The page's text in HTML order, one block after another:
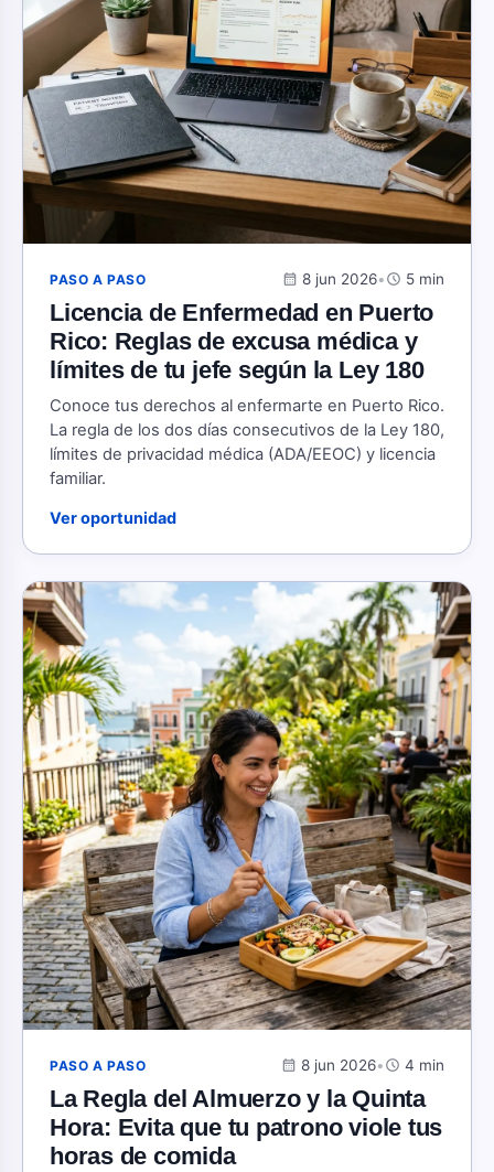
PASO A PASO calendar_month 8 jun 2026•schedule 5 min
Licencia de Enfermedad en Puerto
Rico: Reglas de excusa médica y
límites de tu jefe según la Ley 180
Conoce tus derechos al enfermarte en Puerto Rico.
La regla de los dos días consecutivos de la Ley 180,
límites de privacidad médica (ADA/EEOC) y licencia
familiar.
Ver oportunidad
PASO A PASO calendar_month 8 jun 2026•schedule 4 min
La Regla del Almuerzo y la Quinta
Hora: Evita que tu patrono viole tus
horas de comida